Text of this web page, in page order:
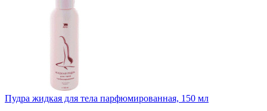
Пудра жидкая для тела парфюмированная, 150 мл